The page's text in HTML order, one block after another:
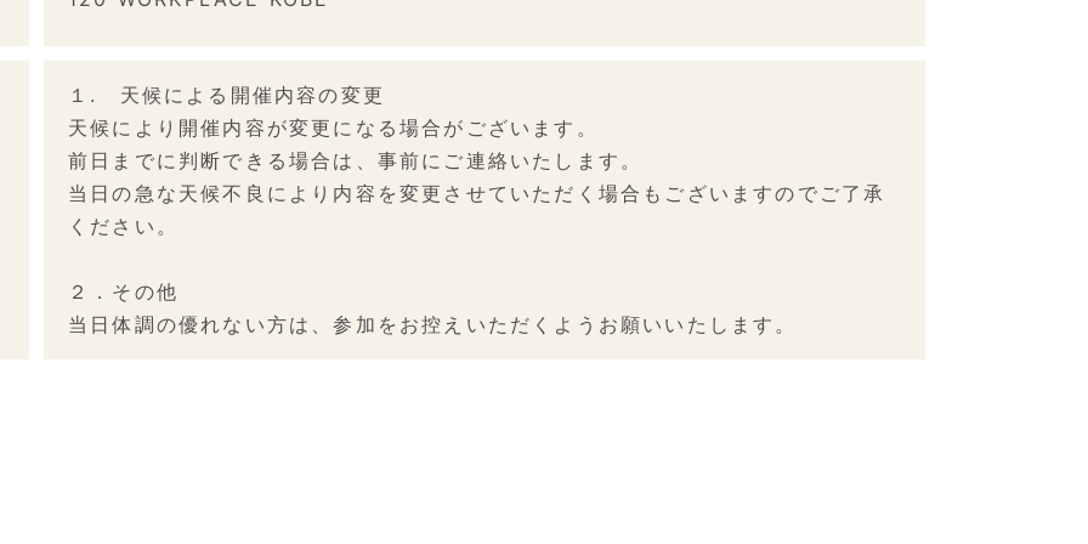
１. 天候による開催内容の変更
天候により開催内容が変更になる場合がございます。
前日までに判断できる場合は、事前にご連絡いたします。
当日の急な天候不良により内容を変更させていただく場合もございますのでご了承
ください。
２．その他
当日体調の優れない方は、参加をお控えいただくようお願いいたします。